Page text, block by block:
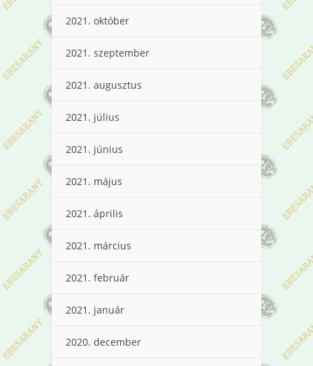
2021. október
2021. szeptember
2021. augusztus
2021. július
2021. június
2021. május
2021. április
2021. március
2021. február
2021. január
2020. december